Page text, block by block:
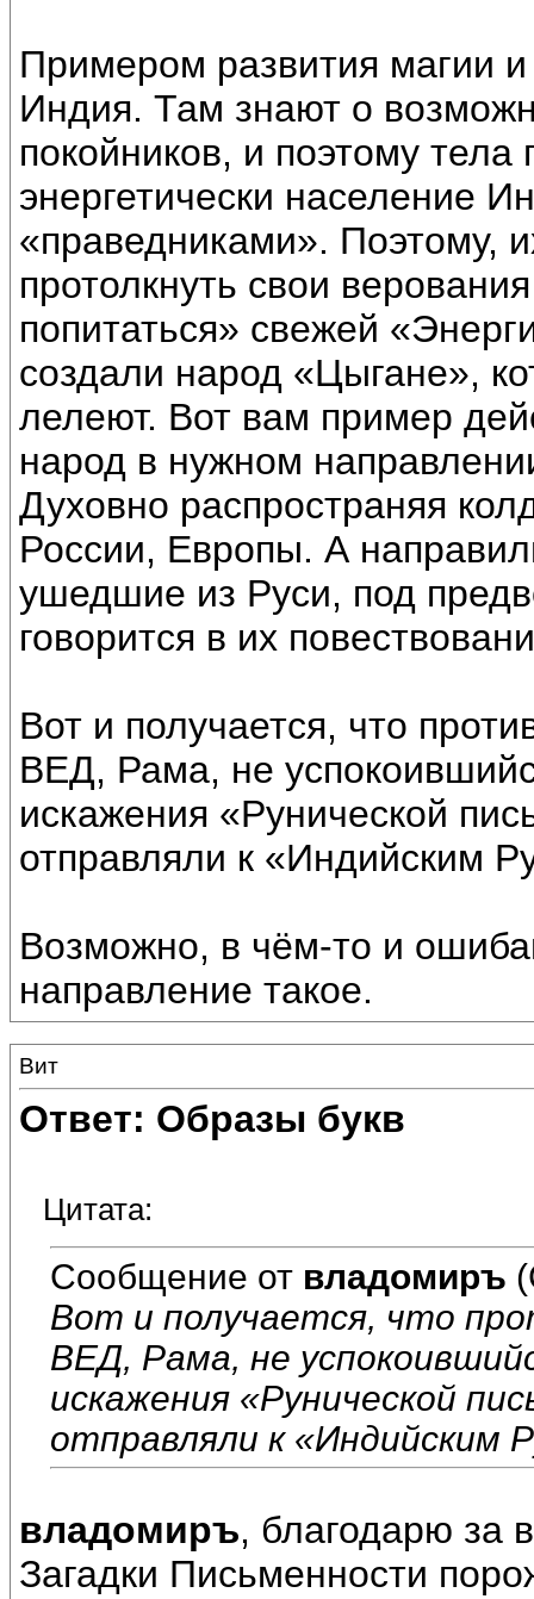
Примером развития магии
Индия. Там знают о
покойников, и поэтому
энергетически население
«праведниками». Поэтому,
протолкнуть свои
попитаться» свежей
создали народ «Цыгане»,
лелеют. Вот вам пример
народ в нужном
Духовно распространяя
России, Европы. А
ушедшие из Руси, под
говорится в их
Вот и получается, что
ВЕД, Рама, не
искажения «Рунической
отправляли к «Индийским
Возможно, в чём-то и
направление такое.
Вит
Ответ: Образы букв
Цитата:
Сообщение от владомиръ
Вот и получается, что
ВЕД, Рама, не
искажения «Рунической
отправляли к «Индийским
владомиръ, благодарю за
Загадки Письменности